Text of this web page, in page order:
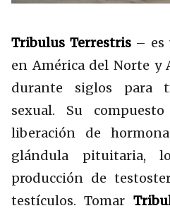
Tribulus Terrestris– es
en América del Norte y
durante siglos para
sexual. Su
liberación de
glándula pituitaria,
producción de
testículos. Tomar